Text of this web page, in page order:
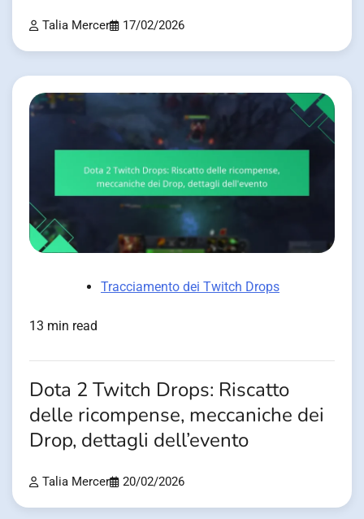
Talia Mercer 17/02/2026
Tracciamento dei Twitch Drops
13 min read
Dota 2 Twitch Drops: Riscatto
delle ricompense, meccaniche dei
Drop, dettagli dell’evento
Talia Mercer 20/02/2026